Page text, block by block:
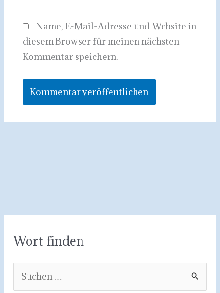
Name, E-Mail-Adresse und Website in
diesem Browser für meinen nächsten
Kommentar speichern.
Wort finden